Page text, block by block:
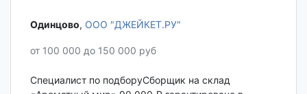
Одинцово‎, ООО "ДЖЕЙКЕТ.РУ"
от 100 000 до 150 000 руб
Специалист по подборуСборщик на склад